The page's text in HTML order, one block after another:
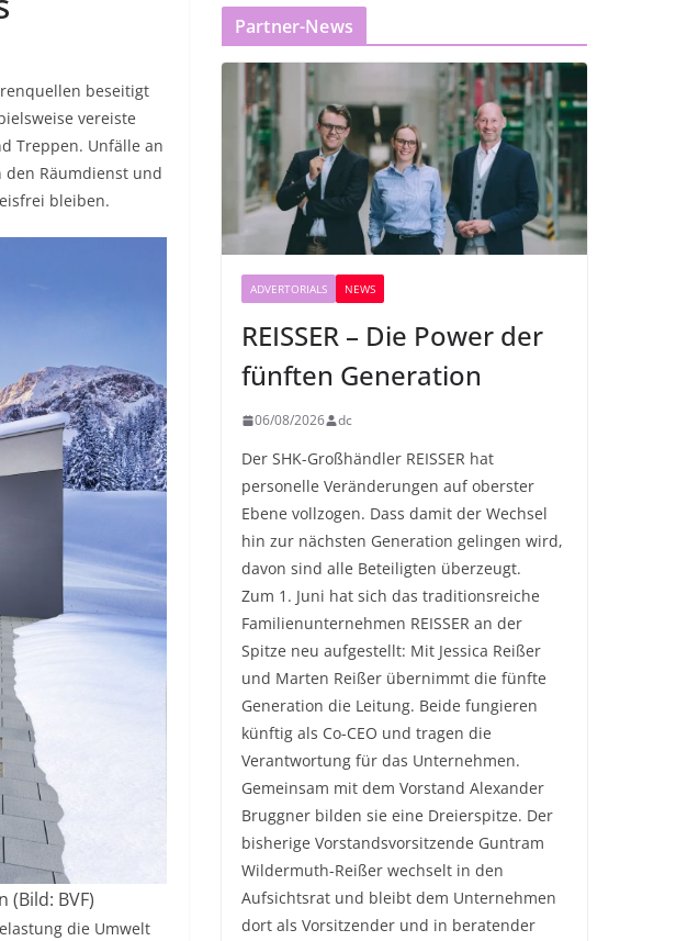
beseitigt
vereiste
Treppen. Unfälle an
den Räumdienst und
bleiben.
BVF)
die Umwelt
Partner-News
ADVERTORIALS NEWS
REISSER – Die Power der
fünften Generation
06/08/2026 dc
Der SHK-Großhändler REISSER hat
personelle Veränderungen auf oberster
Ebene vollzogen. Dass damit der Wechsel
hin zur nächsten Generation gelingen wird,
davon sind alle Beteiligten überzeugt.
Zum 1. Juni hat sich das traditionsreiche
Familienunternehmen REISSER an der
Spitze neu aufgestellt: Mit Jessica Reißer
und Marten Reißer übernimmt die fünfte
Generation die Leitung. Beide fungieren
künftig als Co-CEO und tragen die
Verantwortung für das Unternehmen.
Gemeinsam mit dem Vorstand Alexander
Bruggner bilden sie eine Dreierspitze. Der
bisherige Vorstandsvorsitzende Guntram
Wildermuth-Reißer wechselt in den
Aufsichtsrat und bleibt dem Unternehmen
dort als Vorsitzender und in beratender